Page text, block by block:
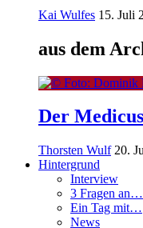
Kai Wulfes 15. Juli
aus dem
Der
Thorsten Wulf 20.
Hintergrund
Interview
3 Fragen an…
Ein Tag mit…
News